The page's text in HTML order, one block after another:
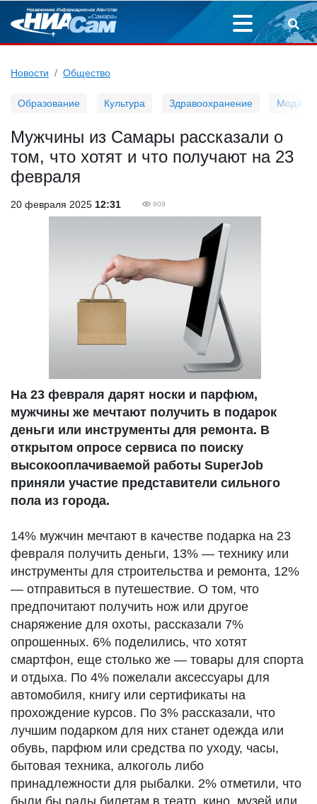
Новости Общество
Образование Культура Здравоохранение Мода
Мужчины из Самары рассказали о
том, что хотят и что получают на 23
февраля
20 февраля 2025 12:31 909
На 23 февраля дарят носки и парфюм,
мужчины же мечтают получить в подарок
деньги или инструменты для ремонта. В
открытом опросе сервиса по поиску
высокооплачиваемой работы SuperJob
приняли участие представители сильного
пола из города.
14% мужчин мечтают в качестве подарка на 23
февраля получить деньги, 13% — технику или
инструменты для строительства и ремонта, 12%
— отправиться в путешествие. О том, что
предпочитают получить нож или другое
снаряжение для охоты, рассказали 7%
опрошенных. 6% поделились, что хотят
смартфон, еще столько же — товары для спорта
и отдыха. По 4% пожелали аксессуары для
автомобиля, книгу или сертификаты на
прохождение курсов. По 3% рассказали, что
лучшим подарком для них станет одежда или
обувь, парфюм или средства по уходу, часы,
бытовая техника, алкоголь либо
принадлежности для рыбалки. 2% отметили, что
были бы рады билетам в театр, кино, музей или